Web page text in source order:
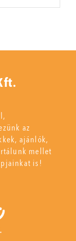
az
ajánlók,
mellet
is!